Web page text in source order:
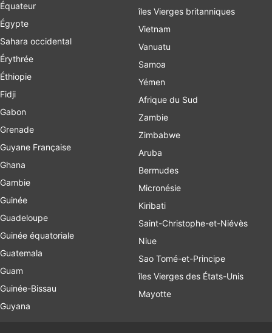
Équateur
Égypte
Sahara occidental
Érythrée
Éthiopie
Fidji
Gabon
Grenade
Guyane Française
Ghana
Gambie
Guinée
Guadeloupe
Guinée équatoriale
Guatemala
Guam
Guinée-Bissau
Guyana
îles Vierges britanniques
Vietnam
Vanuatu
Samoa
Yémen
Afrique du Sud
Zambie
Zimbabwe
Aruba
Bermudes
Micronésie
Kiribati
Saint-Christophe-et-Niévès
Niue
Sao Tomé-et-Principe
îles Vierges des États-Unis
Mayotte